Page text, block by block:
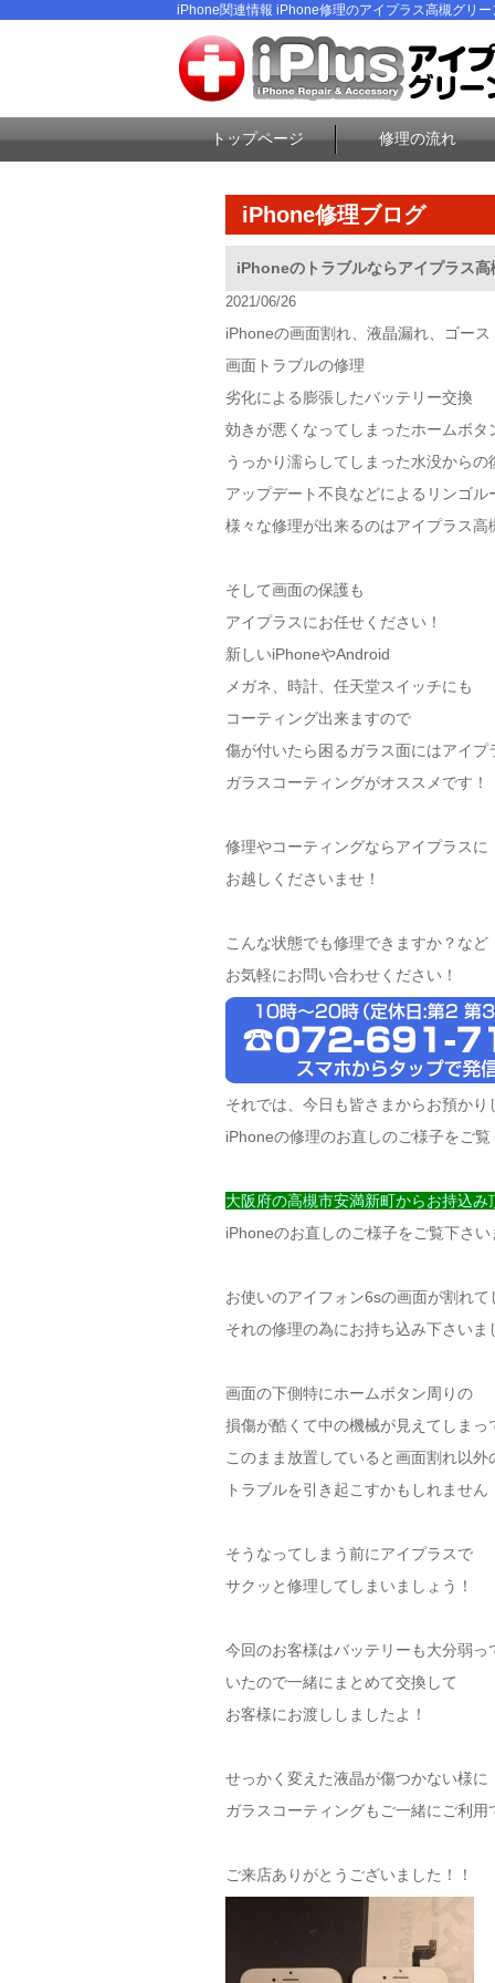
iPhone関連情報 iPhone修理のアイプラス高槻グリー
トップページ 修理の流れ
iPhone修理ブログ
iPhoneのトラブルならアイプラス高
2021/06/26
iPhoneの画面割れ、液晶漏れ、ゴー
画面トラブルの修理
劣化による膨張したバッテリー交換
効きが悪くなってしまったホームボタ
うっかり濡らしてしまった水没からの
アップデート不良などによるリンゴル
様々な修理が出来るのはアイプラス高
そして画面の保護も
アイプラスにお任せください！
新しいiPhoneやAndroid
メガネ、時計、任天堂スイッチにも
コーティング出来ますので
傷が付いたら困るガラス面にはアイプ
ガラスコーティングがオススメです！
修理やコーティングならアイプラスに
お越しくださいませ！
こんな状態でも修理できますか？など
お気軽にお問い合わせください！
それでは、今日も皆さまからお預かり
iPhoneの修理のお直しのご様子をご覧
大阪府の高槻市安満新町からお持込み
iPhoneのお直しのご様子をご覧下さい
お使いのアイフォン6sの画面が割れて
それの修理の為にお持ち込み下さいま
画面の下側特にホームボタン周りの
損傷が酷くて中の機械が見えてしまっ
このまま放置していると画面割れ以外
トラブルを引き起こすかもしれません
そうなってしまう前にアイプラスで
サクッと修理してしまいましょう！
今回のお客様はバッテリーも大分弱っ
いたので一緒にまとめて交換して
お客様にお渡ししましたよ！
せっかく変えた液晶が傷つかない様に
ガラスコーティングもご一緒にご利用
ご来店ありがとうございました！！